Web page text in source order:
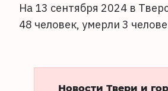
На 13 сентября 2024 в
48 человек, умерли 3
Новости Твери и